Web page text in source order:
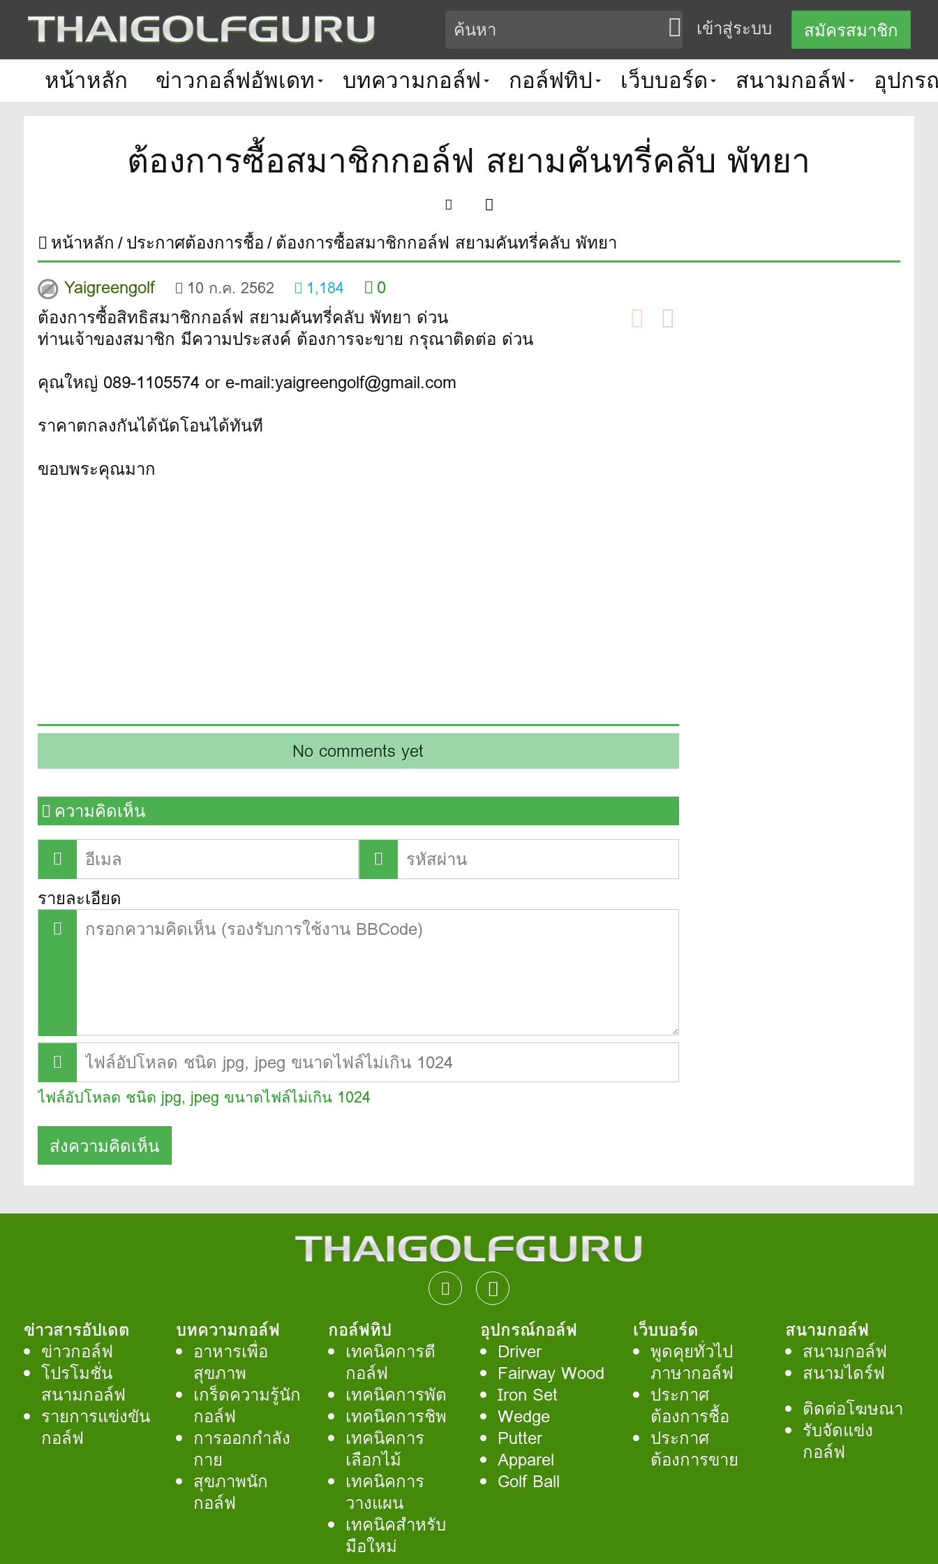
เข้าสู่ระบบ สมัครสมาชิก
หน้าหลัก ข่าวกอล์ฟอัพเดท บทความกอล์ฟ กอล์ฟทิป เว็บบอร์ด สนามกอล์ฟ อุปก
ต้องการซื้อสมาชิกกอล์ฟ สยามคันทรี่คลับ พัทยา
หน้าหลัก ประกาศต้องการชื้อ ต้องการซื้อสมาชิกกอล์ฟ สยามคันทรี่คลับ พัทยา
Yaigreengolf
10 ก.ค. 2562 1,184
0
ต้องการซื้อสิทธิสมาชิกกอล์ฟ สยามคันทรี่คลับ พัทยา ด่วน
ท่านเจ้าของสมาชิก มีความประสงค์ ต้องการจะขาย กรุณาติดต่อ ด่วน
คุณใหญ่ 089-1105574 or e-mail:yaigreengolf@gmail.com
ราคาตกลงกันได้นัดโอนได้ทันที
ขอบพระคุณมาก
No comments yet
ความคิดเห็น
รายละเอียด
ไฟล์อัปโหลด ชนิด jpg, jpeg ขนาดไฟล์ไม่เกิน 1024
ข่าวสารอัปเดต
ข่าวกอล์ฟ
โปรโมชั่น
สนามกอล์ฟ
รายการแข่งขัน
กอล์ฟ
บทความกอล์ฟ
อาหารเพื่อ
สุขภาพ
เกร็ดความรู้นัก
กอล์ฟ
การออกกำลัง
กาย
สุขภาพนัก
กอล์ฟ
กอล์ฟทิป
เทคนิคการตี
กอล์ฟ
เทคนิคการพัต
เทคนิคการชิพ
เทคนิคการ
เลือกไม้
เทคนิคการ
วางแผน
เทคนิคสำหรับ
มือใหม่
อุปกรณ์กอล์ฟ
Driver
Fairway Wood
Iron Set
Wedge
Putter
Apparel
Golf Ball
เว็บบอร์ด
พูดคุยทั่วไป
ภาษากอล์ฟ
ประกาศ
ต้องการชื้อ
ประกาศ
ต้องการขาย
สนามกอล์ฟ
สนามกอล์ฟ
สนามไดร์ฟ
ติดต่อโฆษณา
รับจัดแข่ง
กอล์ฟ